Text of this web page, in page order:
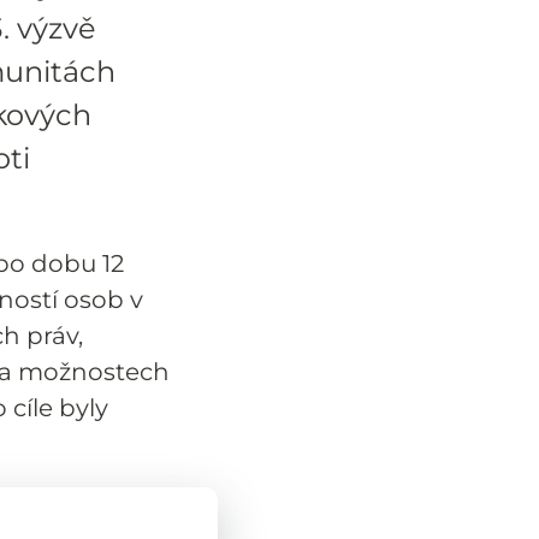
výzvě
dobu 12
osob v
práv,
možnostech
cíle byly